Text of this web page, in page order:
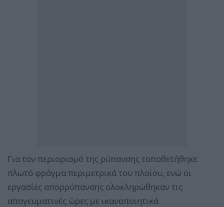
Για τον περιορισμό της ρύπανσης τοποθετήθηκε
πλωτό φράγμα περιμετρικά του πλοίου, ενώ οι
εργασίες απορρύπανσης ολοκληρώθηκαν τις
απογευματινές ώρες με ικανοποιητικά